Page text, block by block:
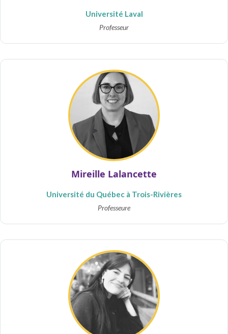
Université Laval
Professeur
Mireille Lalancette
Université du Québec à Trois-Rivières
Professeure